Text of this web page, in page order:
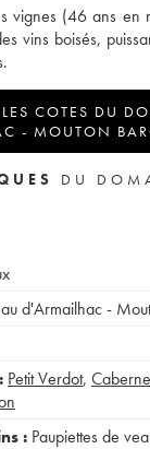
vignes (46 ans en
vins boisés,
COTES DU
- MOUTON
DU
d'Armailhac -
Petit Verdot,
: Paupiettes de